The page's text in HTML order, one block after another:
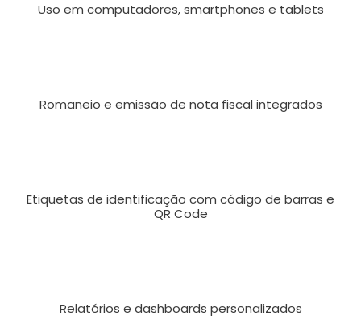
Uso em computadores, smartphones e tablets
Romaneio e emissão de nota fiscal integrados
Etiquetas de identificação com código de barras e
QR Code
Relatórios e dashboards personalizados